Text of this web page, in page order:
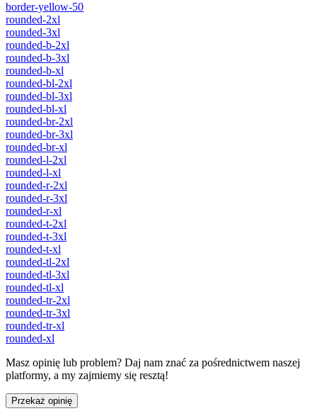
border-yellow-50
rounded-2xl
rounded-3xl
rounded-b-2xl
rounded-b-3xl
rounded-b-xl
rounded-bl-2xl
rounded-bl-3xl
rounded-bl-xl
rounded-br-2xl
rounded-br-3xl
rounded-br-xl
rounded-l-2xl
rounded-l-xl
rounded-r-2xl
rounded-r-3xl
rounded-r-xl
rounded-t-2xl
rounded-t-3xl
rounded-t-xl
rounded-tl-2xl
rounded-tl-3xl
rounded-tl-xl
rounded-tr-2xl
rounded-tr-3xl
rounded-tr-xl
rounded-xl
Masz opinię lub problem? Daj nam znać za pośrednictwem naszej
platformy, a my zajmiemy się resztą!
Przekaż opinię